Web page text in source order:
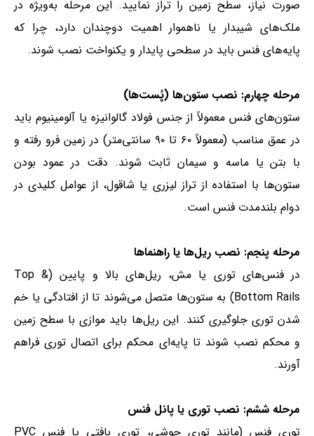
صورت نیاز، سطح زمین را تراز نمایید. این مرحله به‌ویژه در
ملک‌های شیبدار یا ناهموار اهمیت دوچندان دارد، چرا که
پایه‌های فنس باید در سطحی پایدار و یکنواخت نصب شوند.
مرحله چهارم: نصب ستون‌ها (پُست‌ها)
ستون‌های فنس معمولاً از جنس فولاد گالوانیزه یا آلومینیوم باید
در عمق مناسب (معمولاً ۶۰ تا ۹۰ سانتی‌متر) در زمین فرو رفته و
با بتن یا ماسه و سیمان ثابت شوند. دقت در عمود بودن
ستون‌ها با استفاده از تراز لیزری یا شاقول، از عوامل کلیدی در
دوام بلندمدت فنس است.
مرحله پنجم: نصب ریل‌ها یا راهنماها
در فنس‌های توری یا مش، ریل‌های بالا و پایین (Top &
Bottom Rails) به ستون‌ها متصل می‌شوند تا از افتادگی یا خم
شدن توری جلوگیری کنند. این ریل‌ها باید موازی با سطح زمین
و محکم نصب شوند تا پایه‌ای محکم برای اتصال توری فراهم
آورند.
مرحله ششم: نصب توری یا پانل فنس
توری فنس (مانند توری جوشی، توری بافتی یا فنس PVC